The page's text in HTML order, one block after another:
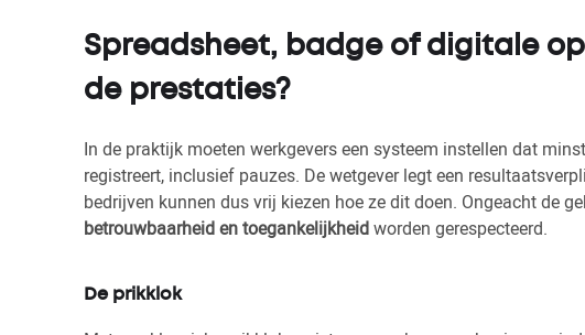
Spreadsheet, badge of digitale
de prestaties?
In de praktijk moeten werkgevers een systeem instellen dat
registreert, inclusief pauzes. De wetgever legt een
bedrijven kunnen dus vrij kiezen hoe ze dit doen. Ongeacht de
betrouwbaarheid en toegankelijkheidworden gerespecteerd.
De prikklok